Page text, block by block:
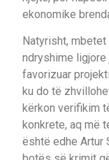
ekonomike
Natyrisht, mbetet
ndryshime
favorizuar
ku do të
kërkon verifikim
konkrete, aq më
është edhe Artur